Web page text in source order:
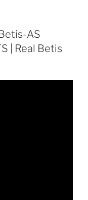
AS
| Real Betis